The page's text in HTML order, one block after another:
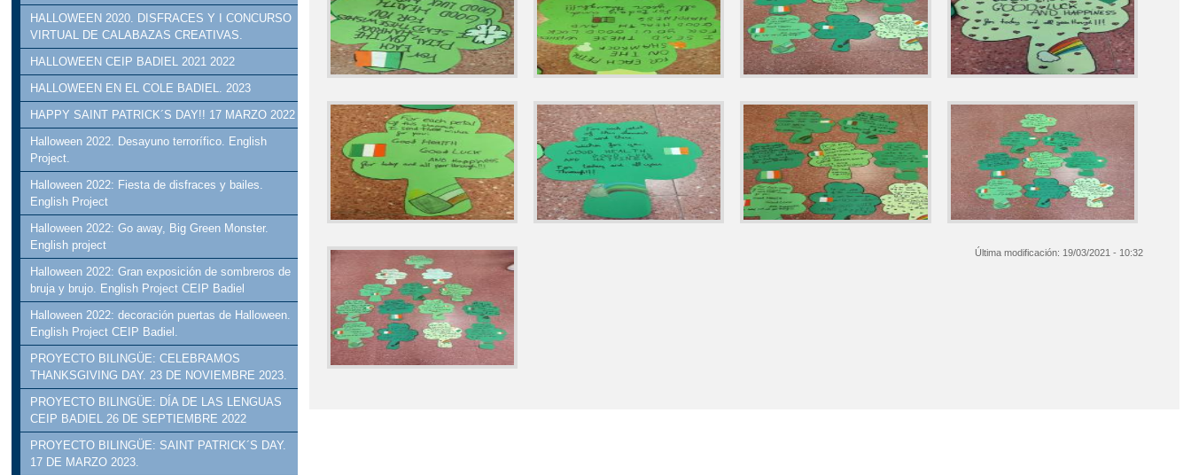
HALLOWEEN 2020. DISFRACES Y I CONCURSO
VIRTUAL DE CALABAZAS CREATIVAS.
HALLOWEEN CEIP BADIEL 2021 2022
HALLOWEEN EN EL COLE BADIEL. 2023
HAPPY SAINT PATRICK´S DAY!! 17 MARZO 2022
Halloween 2022. Desayuno terrorífico. English
Project.
Halloween 2022: Fiesta de disfraces y bailes.
English Project
Halloween 2022: Go away, Big Green Monster.
English project
Halloween 2022: Gran exposición de sombreros de
bruja y brujo. English Project CEIP Badiel
Halloween 2022: decoración puertas de Halloween.
English Project CEIP Badiel.
PROYECTO BILINGÜE: CELEBRAMOS
THANKSGIVING DAY. 23 DE NOVIEMBRE 2023.
PROYECTO BILINGÜE: DÍA DE LAS LENGUAS
CEIP BADIEL 26 DE SEPTIEMBRE 2022
PROYECTO BILINGÜE: SAINT PATRICK´S DAY.
17 DE MARZO 2023.
Última modificación: 19/03/2021 - 10:32